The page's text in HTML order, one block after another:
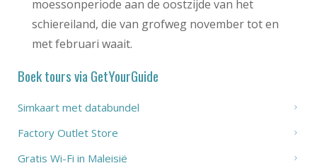
moessonperiode aan de oostzijde van het
schiereiland, die van grofweg november tot en
met februari waait.
Boek tours via GetYourGuide
Simkaart met databundel
Factory Outlet Store
Gratis Wi-Fi in Maleisië